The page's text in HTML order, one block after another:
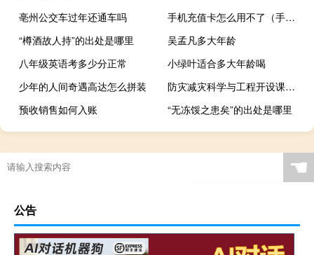
亳州公交车过年还通车吗
手机充值卡怎么用不了（手机充值卡怎么用）
“樽酒故人持”的出处是哪里
吴孟凡多大年龄
八年级英语考多少分正常
小绿叶适合多大年龄喝
少年的人间奇遇高达怎么拼装
防灾减灾科学与工程开设课程有哪些
预收销售如何入账
“无冻馁之患矣”的出处是哪里
☚
公告